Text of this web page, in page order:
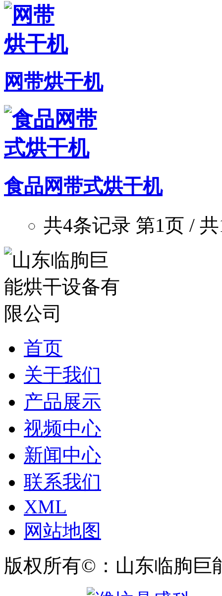
网带烘干机
食品网带式烘干机
共4条记录 第1页 /
首页
关于我们
产品展示
视频中心
新闻中心
联系我们
XML
网站地图
版权所有©：山东临朐巨